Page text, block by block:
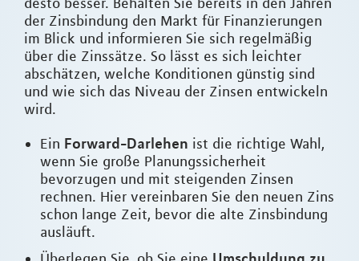
der Zinsbindung den Markt für Finanzierungen
im Blick und informieren Sie sich regelmäßig
über die Zinssätze. So lässt es sich leichter
abschätzen, welche Konditionen günstig sind
und wie sich das Niveau der Zinsen entwickeln
wird.
Ein Forward-Darlehen ist die richtige Wahl,
wenn Sie große Planungssicherheit
bevorzugen und mit steigenden Zinsen
rechnen. Hier vereinbaren Sie den neuen Zins
schon lange Zeit, bevor die alte Zinsbindung
ausläuft.